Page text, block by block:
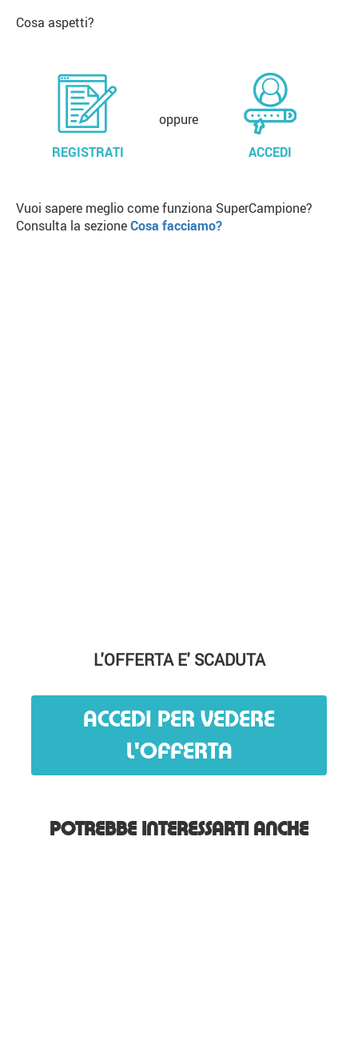
Cosa aspetti?
REGISTRATI
oppure
ACCEDI
Vuoi sapere meglio come funziona SuperCampione?
Consulta la sezioneCosa facciamo?
L'OFFERTA E' SCADUTA
ACCEDI PER VEDERE
L'OFFERTA
POTREBBE INTERESSARTI ANCHE